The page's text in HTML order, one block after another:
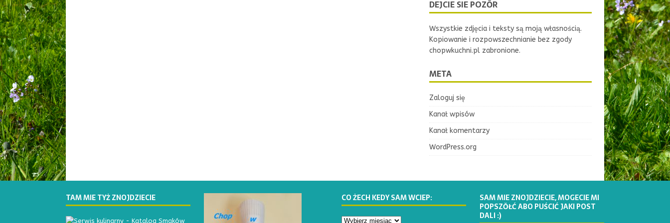
DEJCIE SIE POZŌR
Wszystkie zdjęcia i teksty są moją własnością.
Kopiowanie i rozpowszechnianie bez zgody
chopwkuchni.pl zabronione.
META
Zaloguj się
Kanał wpisów
Kanał komentarzy
WordPress.org
TAM MIE TYŻ ZNOJDZIECIE CO ŻECH KEDY SAM WCIEP:
SAM MIE ZNOJDZIECIE, MOGECIE MI
POPSZŎŁĆ ABO PUŚCIĆ JAKI POST
DALI :)